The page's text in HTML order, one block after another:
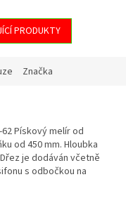
PRODUKTY
Značka
62 Pískový melír od
od 450 mm. Hloubka
je dodáván včetně
s odbočkou na